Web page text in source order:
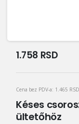
1.758 RSD
Cena bez PDV-a: 1.465 RSD
Késes
ültetőhöz